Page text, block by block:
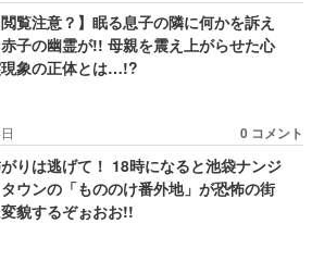
閲覧注意？】眠る息子の隣に何かを訴え
子の幽霊が!! 母親を震え上がらせた心
象の正体とは…!?
0 コメント
りは逃げて！ 18時になると池袋ナンジ
ウンの「もののけ番外地」が恐怖の街
貌するぞぉおお!!